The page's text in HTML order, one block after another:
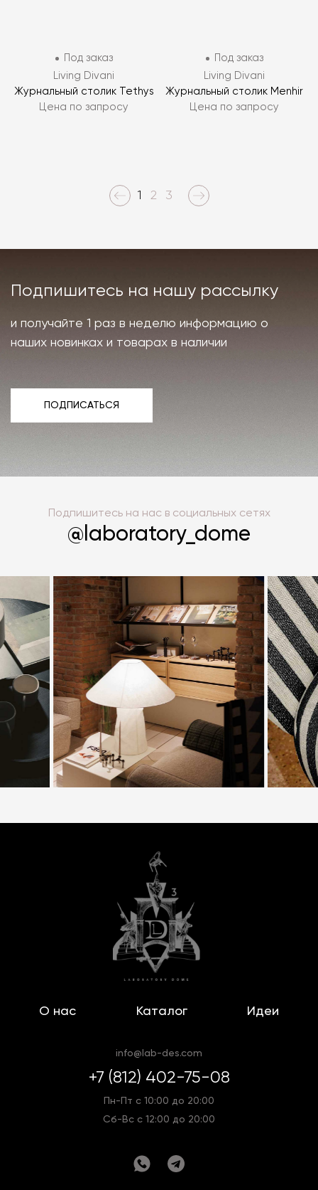
Под заказ
Living Divani
Журнальный столик Tethys
Цена по запросу
Под заказ
Living Divani
Журнальный столик Menhir
Цена по запросу
1 2 3
Подпишитесь на нашу рассылку
и получайте 1 раз в неделю информацию о
наших новинках и товарах в наличии
ПОДПИСАТЬСЯ
Подпишитесь на нас в социальных сетях
@laboratory_dome
О нас Каталог Идеи
info@lab-des.com
+7 (812) 402-75-08
Пн-Пт с 10:00 до 20:00
Сб-Вс с 12:00 до 20:00